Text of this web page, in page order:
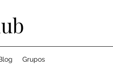
Grupos